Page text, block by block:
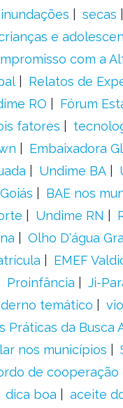
inundações secas
e
com a
Relatos de
RO Fórum
fatores
Embaixadora
Undime BA
BAE nos
Undime RN
Olho D'água
EMEF
Proinfância Ji-
temático
Práticas da Busca
nos municípios
de cooperação
dica boa aceite